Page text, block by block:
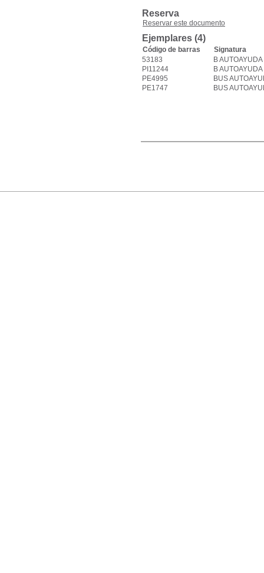
Reserva
Reservar este documento
Ejemplares (4)
Código de barras
Signatura
53183
B AUTOAYUDA
PI11244
B AUTOAYUDA
PE4995
BUS
PE1747
BUS